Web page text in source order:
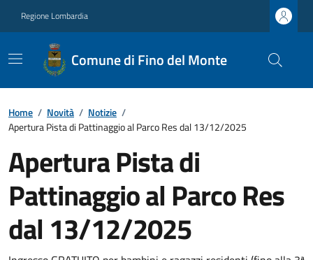
Regione Lombardia
Comune di Fino del Monte
Home / Novità / Notizie /
Apertura Pista di Pattinaggio al Parco Res dal 13/12/2025
Apertura Pista di
Pattinaggio al Parco Res
dal 13/12/2025